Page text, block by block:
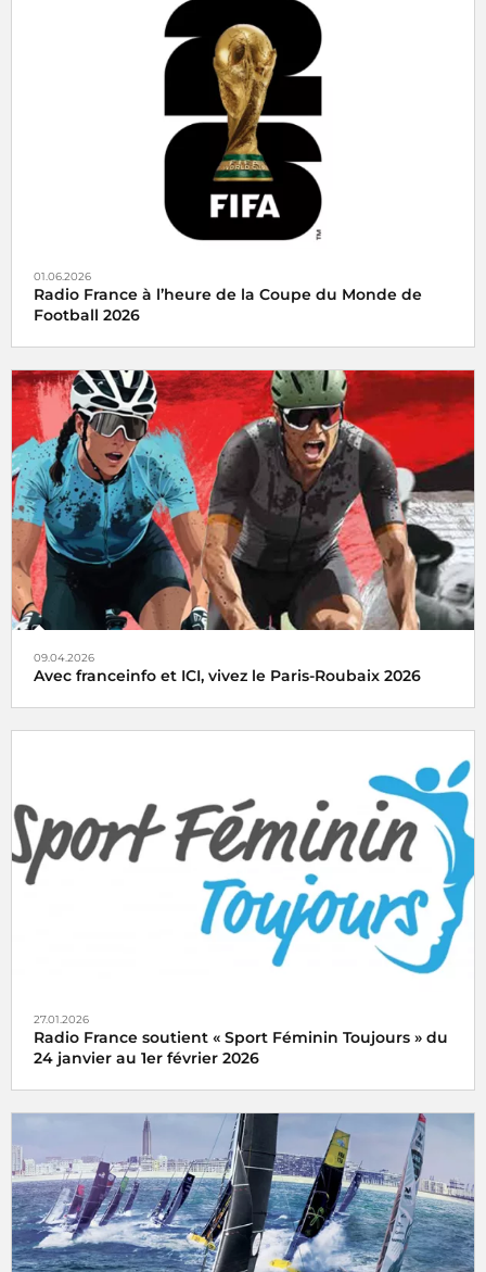
Radio France, média officiel du Tour de France 2026
01.06.2026
Radio France à l’heure de la Coupe du Monde de
Football 2026
Radio France mobilise ses antennes à l’occasion de la
Coupe du Monde de Football 2026, qui se tiendra du 11 juin
2026 au 19 juillet aux États-Unis, au Canada et au Mexique.
09.04.2026
Avec franceinfo et ICI, vivez le Paris-Roubaix 2026
Avec franceinfo et ici, vivez le Paris-Roubaix femmes et
hommes en direct le dimanche 12 avril 2026
27.01.2026
Radio France soutient « Sport Féminin Toujours » du
24 janvier au 1er février 2026
« Sport Féminin Toujours » du samedi 24 janvier au
dimanche 1er février 2026, une opération organisée par
l'ARCOM